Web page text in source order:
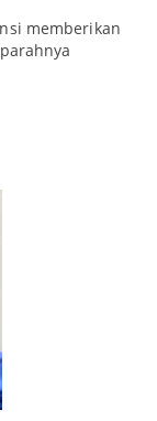
memberikan